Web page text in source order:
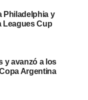
Philadelphia y
Leagues Cup
y avanzó a los
Argentina